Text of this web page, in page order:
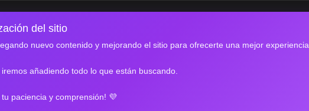
del sitio
nuevo contenido y mejorando el sitio para ofrecerte una mejor experiencia.
añadiendo todo lo que están buscando.
tu paciencia y comprensión! 💜